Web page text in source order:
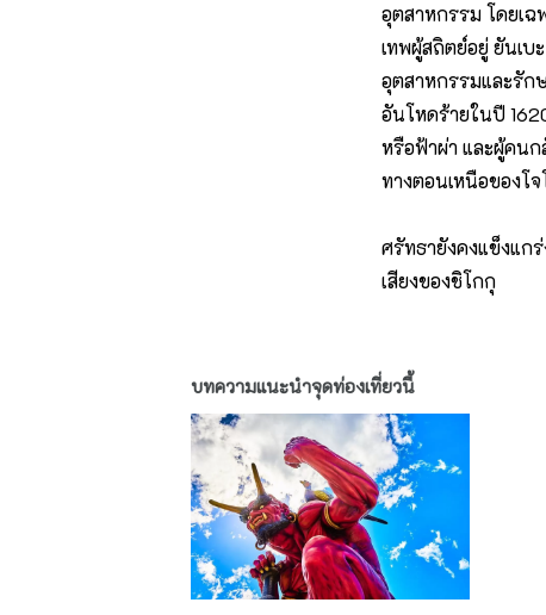
อุตสาหกรรม โดยเฉ
เทพผู้สถิตย์อยู่ ยันเบ
อุตสาหกรรมและรัก
อันโหดร้ายในปี
หรือฟ้าผ่า และผู้คน
ทางตอนเหนือของโ
ศรัทธายังคงแข็งแก
เสียงของชิโกกุ
บทความแนะนำจุดท่องเที่ยวนี้